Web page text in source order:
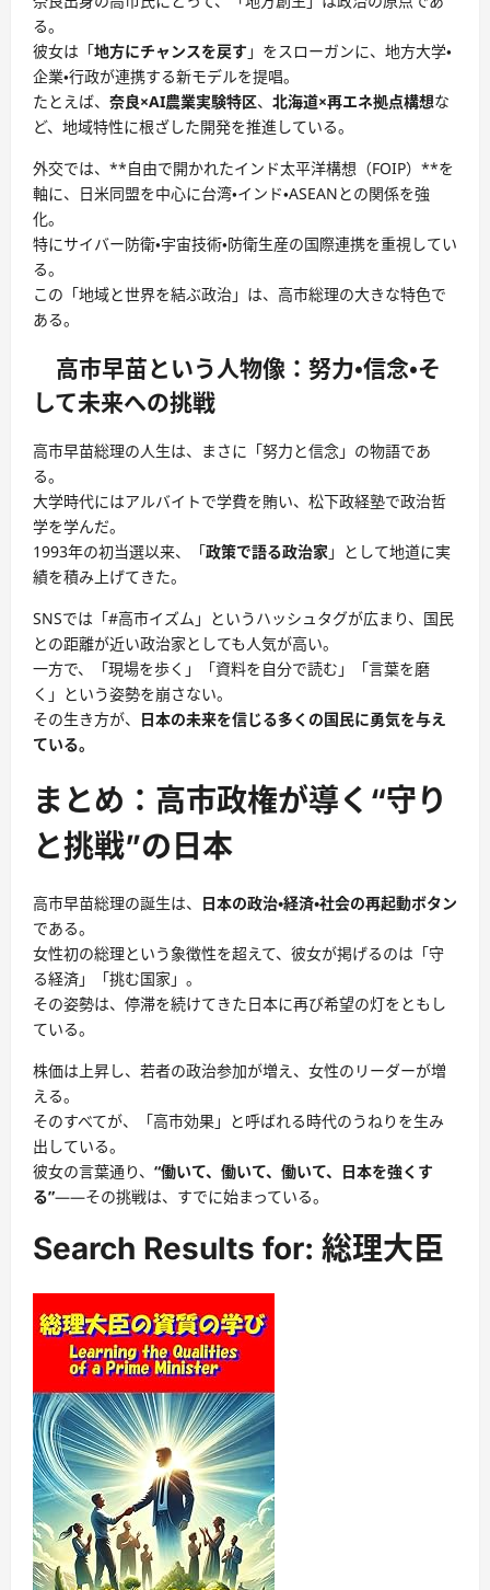
る。
彼女は「地方にチャンスを戻す 」をスローガンに、地方大学・
企業・行政が連携する新モデルを提唱。
たとえば、 奈良×AI農業実験特区、 北海道×再エネ拠点構想な
ど、地域特性に根ざした開発を推進している。
外交では、**自由で開かれたインド太平洋構想（FOIP）**を
軸に、日米同盟を中心に台湾・インド・ASEANとの関係を強
化。
特にサイバー防衛・宇宙技術・防衛生産の国際連携を重視してい
る。
この「地域と世界を結ぶ政治」は、高市総理の大きな特色で
ある。
高市早苗という人物像：努力・信念・そ
して未来への挑戦
高市早苗総理の人生は、まさに「努力と信念」の物語であ
る。
大学時代にはアルバイトで学費を賄い、松下政経塾で政治哲
学を学んだ。
1993年の初当選以来、「政策で語る政治家」として地道に実
績を積み上げてきた。
SNSでは「#高市イズム」というハッシュタグが広まり、国民
との距離が近い政治家としても人気が高い。
一方で、「現場を歩く」「資料を自分で読む」「言葉を磨
く」という姿勢を崩さない。
その生き方が、 日本の未来を信じる多くの国民に勇気を与え
ている。
まとめ：高市政権が導く“守り
と挑戦”の日本
高市早苗総理の誕生は、
日本の政治・経済・社会の再起動ボタン
である。
女性初の総理という象徴性を超えて、彼女が掲げるのは「守
る経済」「挑む国家」。
その姿勢は、停滞を続けてきた日本に再び希望の灯をともし
ている。
株価は上昇し、若者の政治参加が増え、女性のリーダーが増
える。
そのすべてが、「高市効果」と呼ばれる時代のうねりを生み
出している。
彼女の言葉通り、 “働いて、働いて、働いて、日本を強くす
る”――その挑戦は、すでに始まっている。
Search Results for: 総理大臣